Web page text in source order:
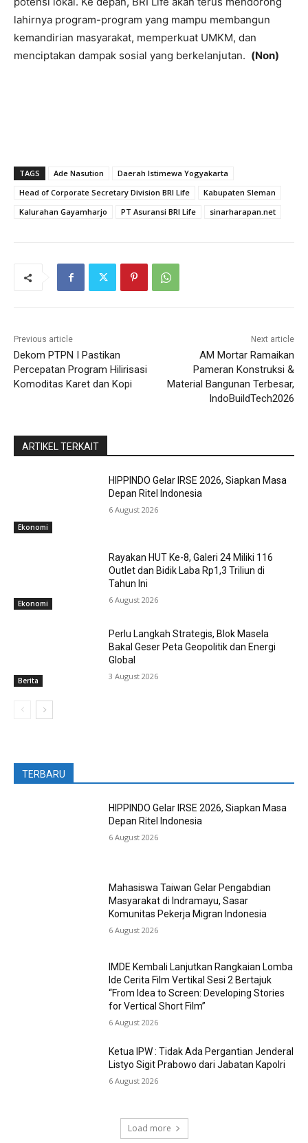
lahirnya program-program yang mampu membangun
kemandirian masyarakat, memperkuat UMKM, dan
menciptakan dampak sosial yang berkelanjutan. (Non)
TAGS Ade Nasution
Daerah Istimewa Yogyakarta
Head of Corporate Secretary Division BRI Life
Kabupaten Sleman
Kalurahan Gayamharjo
PT Asuransi BRI Life sinarharapan.net
Previous article
Dekom PTPN I Pastikan
Percepatan Program Hilirisasi
Komoditas Karet dan Kopi
Next article
AM Mortar Ramaikan
Pameran Konstruksi &
Material Bangunan Terbesar,
IndoBuildTech2026
ARTIKEL TERKAIT
Ekonomi
HIPPINDO Gelar IRSE 2026, Siapkan Masa
Depan Ritel Indonesia
6 August 2026
Ekonomi
Rayakan HUT Ke-8, Galeri 24 Miliki 116
Outlet dan Bidik Laba Rp1,3 Triliun di
Tahun Ini
6 August 2026
Berita
Perlu Langkah Strategis, ​Blok Masela
Bakal Geser Peta Geopolitik dan Energi
Global
3 August 2026
TERBARU
HIPPINDO Gelar IRSE 2026, Siapkan Masa
Depan Ritel Indonesia
6 August 2026
Mahasiswa Taiwan Gelar Pengabdian
Masyarakat di Indramayu, Sasar
Komunitas Pekerja Migran Indonesia
6 August 2026
IMDE Kembali Lanjutkan Rangkaian Lomba
Ide Cerita Film Vertikal Sesi 2 Bertajuk
“From Idea to Screen: Developing Stories
for Vertical Short Film”
6 August 2026
Ketua IPW : Tidak Ada Pergantian Jenderal
Listyo Sigit Prabowo dari Jabatan Kapolri
6 August 2026
Load more